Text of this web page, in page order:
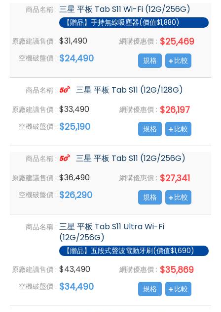
商品名稱 : 三星 平板 Tab S11 Wi-Fi (12G/256G)
【贈品】手持無線吸塵器(價值$1,880)
原廠建議售價 : $31,490 網購優惠價 : $25,469
空機破盤價 : $24,490 規格 比較
商品名稱 : 三星 平板 Tab S11 (12G/128G)
原廠建議售價 : $33,490 網購優惠價 : $26,197
空機破盤價 : $25,190 規格 比較
商品名稱 : 三星 平板 Tab S11 (12G/256G)
原廠建議售價 : $36,490 網購優惠價 : $27,341
空機破盤價 : $26,290 規格 比較
商品名稱 : 三星 平板 Tab S11 Ultra Wi-Fi
(12G/256G)
【贈品】五段式聲波電動牙刷(價值$1,690)
原廠建議售價 : $43,490 網購優惠價 : $35,869
空機破盤價 : $34,490 規格 比較